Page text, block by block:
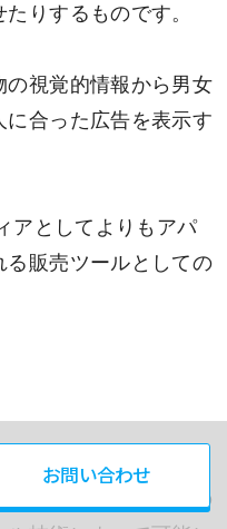
りするものです。
視覚的情報から男女
合った広告を表示す
アとしてよりもアパ
る販売ツールとしての
おり、DOOHの特
どによる表現手法の
お問い合わせ